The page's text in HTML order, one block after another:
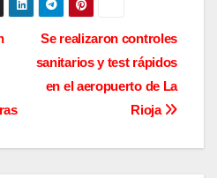
Se realizaron controles
sanitarios y test rápidos
en el aeropuerto de La
Rioja